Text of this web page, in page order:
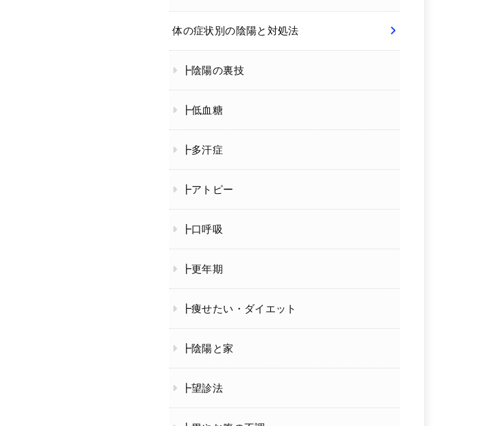
体の症状別の陰陽と対処法
┣陰陽の裏技
┣低血糖
┣多汗症
┣アトピー
┣口呼吸
┣更年期
┣痩せたい・ダイエット
┣陰陽と家
┣望診法